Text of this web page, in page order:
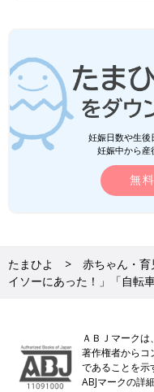
妊娠日数や生後
妊娠中から産
無
たまひよ 赤ちゃん・育
イソーにあった！」「自転
ＡＢＪマークは
著作権者からコ
であることを示
ABJマークの詳